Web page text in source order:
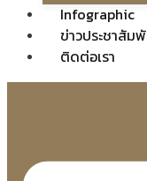
Infographic
ข่าวประชาสัม
ติดต่อเรา